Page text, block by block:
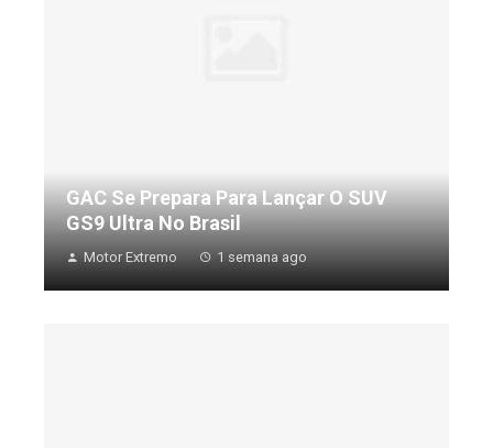
GAC Se Prepara Para Lançar O SUV
GS9 Ultra No Brasil
Motor Extremo 1 semana ago